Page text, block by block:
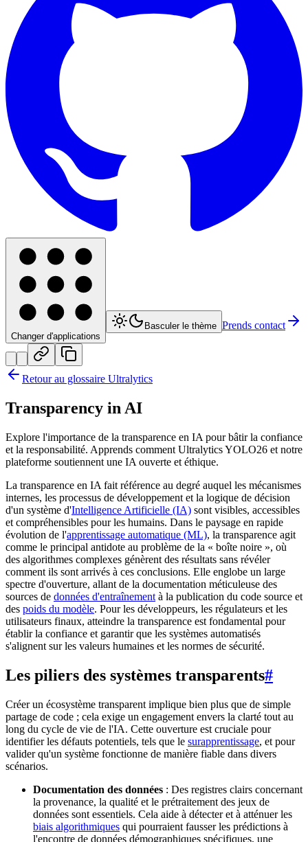
Changer d'applications
Basculer le thème Prends contact
Retour au glossaire Ultralytics
Transparency in AI
Explore l'importance de la transparence en IA pour bâtir la confiance
et la responsabilité. Apprends comment Ultralytics YOLO26 et notre
plateforme soutiennent une IA ouverte et éthique.
La transparence en IA fait référence au degré auquel les mécanismes
internes, les processus de développement et la logique de décision
d'un système d'Intelligence Artificielle (IA) sont visibles, accessibles
et compréhensibles pour les humains. Dans le paysage en rapide
évolution de l'apprentissage automatique (ML), la transparence agit
comme le principal antidote au problème de la « boîte noire », où
des algorithmes complexes génèrent des résultats sans révéler
comment ils sont arrivés à ces conclusions. Elle englobe un large
spectre d'ouverture, allant de la documentation méticuleuse des
sources de données d'entraînement à la publication du code source et
des poids du modèle. Pour les développeurs, les régulateurs et les
utilisateurs finaux, atteindre la transparence est fondamental pour
établir la confiance et garantir que les systèmes automatisés
s'alignent sur les valeurs humaines et les normes de sécurité.
Les piliers des systèmes transparents#
Créer un écosystème transparent implique bien plus que de simple
partage de code ; cela exige un engagement envers la clarté tout au
long du cycle de vie de l'IA. Cette ouverture est cruciale pour
identifier les défauts potentiels, tels que le surapprentissage, et pour
valider qu'un système fonctionne de manière fiable dans divers
scénarios.
Documentation des données : Des registres clairs concernant
la provenance, la qualité et le prétraitement des jeux de
données sont essentiels. Cela aide à détecter et à atténuer les
biais algorithmiques qui pourraient fausser les prédictions à
l'encontre de données démographiques spécifiques, une